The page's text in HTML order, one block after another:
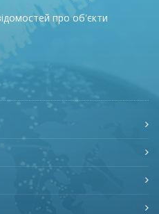
про об'єкти